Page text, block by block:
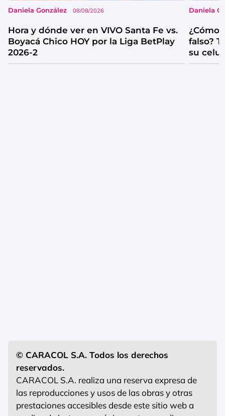
Daniela González 08/08/2026
Hora y dónde ver en VIVO Santa Fe vs.
Boyacá Chico HOY por la Liga BetPlay
2026-2
Daniela
¿Cómo
falso?
su
© CARACOL S.A. Todos los derechos
reservados.
CARACOL S.A. realiza una reserva expresa de
las reproducciones y usos de las obras y otras
prestaciones accesibles desde este sitio web a